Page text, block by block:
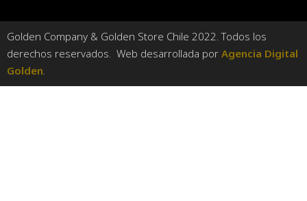
Golden Company & Golden Store Chile 2022. Todos los
derechos reservados. Web desarrollada por Agencia Digital
Golden